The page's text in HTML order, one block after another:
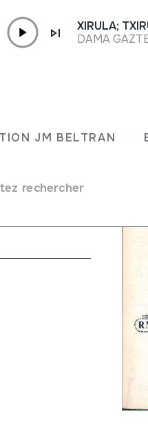
JM BELTRAN
rechercher
XIRULA;
DAMA